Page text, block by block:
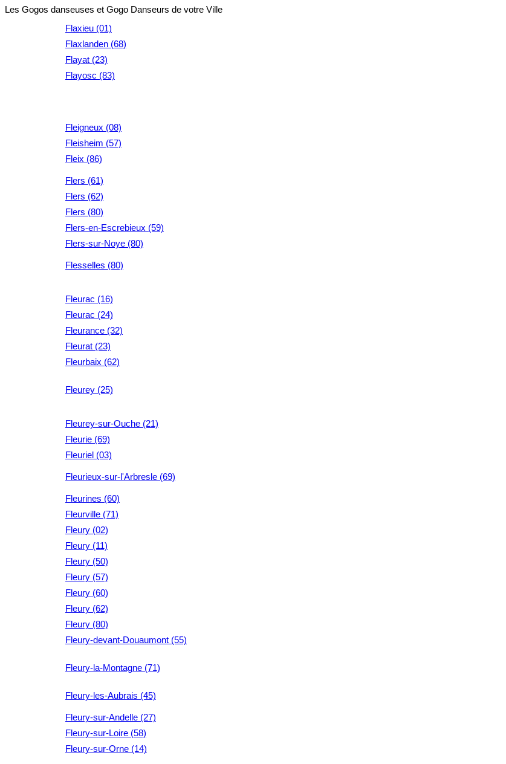
Les Gogos danseuses et Gogo Danseurs de votre Ville
Flaxieu (01)
Flaxlanden (68)
Flayat (23)
Flayosc (83)
Fleigneux (08)
Fleisheim (57)
Fleix (86)
Flers (61)
Flers (62)
Flers (80)
Flers-en-Escrebieux (59)
Flers-sur-Noye (80)
Flesselles (80)
Fleurac (16)
Fleurac (24)
Fleurance (32)
Fleurat (23)
Fleurbaix (62)
Fleurey (25)
Fleurey-sur-Ouche (21)
Fleurie (69)
Fleuriel (03)
Fleurieux-sur-l'Arbresle (69)
Fleurines (60)
Fleurville (71)
Fleury (02)
Fleury (11)
Fleury (50)
Fleury (57)
Fleury (60)
Fleury (62)
Fleury (80)
Fleury-devant-Douaumont (55)
Fleury-la-Montagne (71)
Fleury-les-Aubrais (45)
Fleury-sur-Andelle (27)
Fleury-sur-Loire (58)
Fleury-sur-Orne (14)